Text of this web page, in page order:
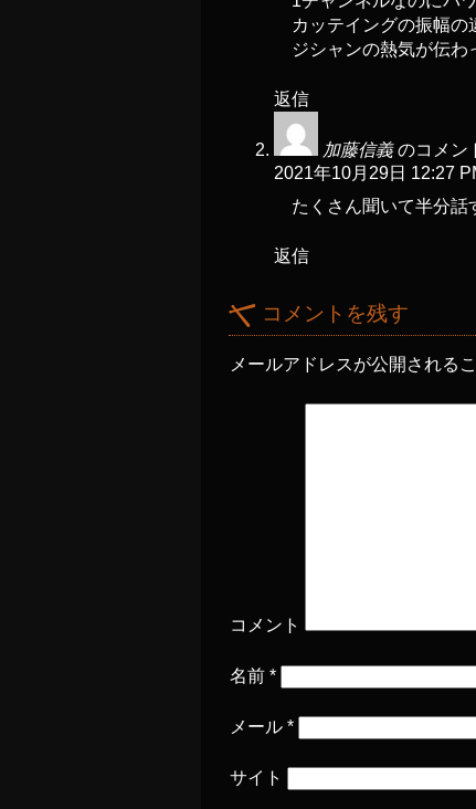
カッテイングの振幅
ジシャンの熱気が伝
返信
加藤信義 のコメン
2021年10月29日 12:27
たくさん聞いて半分話
返信
コメントを残す
メールアドレスが公開される
コメント
名前 *
メール *
サイト